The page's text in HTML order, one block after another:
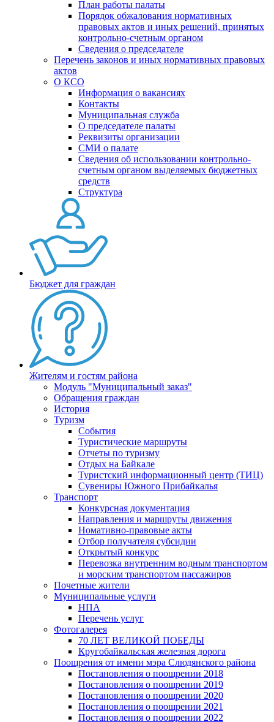
План работы палаты
Порядок обжалования нормативных
правовых актов и иных решений, принятых
контрольно-счетным органом
Сведения о председателе
Перечень законов и иных нормативных правовых
актов
О КСО
Информация о вакансиях
Контакты
Муниципальная служба
О председателе палаты
Реквизиты организации
СМИ о палате
Сведения об использовании контрольно-
счетным органом выделяемых бюджетных
средств
Структура
Бюджет для граждан
Жителям и гостям района
Модуль "Муниципальный заказ"
Обращения граждан
История
Туризм
События
Туристические маршруты
Отчеты по туризму
Отдых на Байкале
Туристский информационный центр (ТИЦ)
Сувениры Южного Прибайкалья
Транспорт
Конкурсная документация
Направления и маршруты движения
Номативно-правовые акты
Отбор получателя субсидии
Открытый конкурс
Перевозка внутренним водным транспортом
и морским транспортом пассажиров
Почетные жители
Муниципальные услуги
НПА
Перечень услуг
Фотогалерея
70 ЛЕТ ВЕЛИКОЙ ПОБЕДЫ
Кругобайкальская железная дорога
Поощрения от имени мэра Слюдянского района
Постановления о поощрении 2018
Постановления о поощрении 2019
Постановления о поощрении 2020
Постановления о поощрении 2021
Постановления о поощрении 2022